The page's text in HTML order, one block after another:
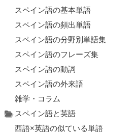
スペイン語の基本単語
スペイン語の頻出単語
スペイン語の分野別単語集
スペイン語のフレーズ集
スペイン語の動詞
スペイン語の外来語
雑学・コラム
スペイン語と英語
西語×英語の似ている単語